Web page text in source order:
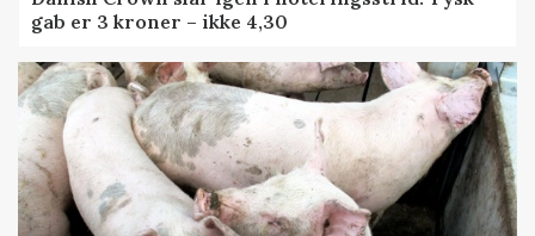
gab er 3 kroner – ikke 4,30